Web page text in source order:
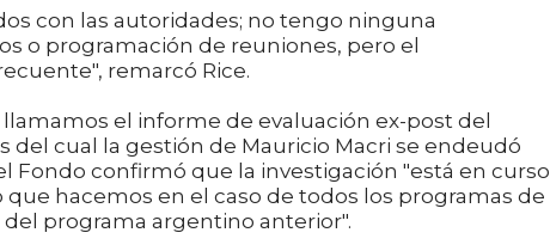
con las autoridades; no tengo ninguna
o programación de reuniones, pero el
remarcó Rice.
el informe de evaluación ex-post del
del cual la gestión de Mauricio Macri se endeudó
Fondo confirmó que la investigación "está en curso
hacemos en el caso de todos los programas de
programa argentino anterior".